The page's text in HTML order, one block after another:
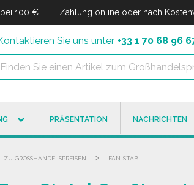
100 € Zahlung online oder nach
Sie uns unter +33 1 70 68 96
PRÄSENTATION NACHRICHTEN
GROSSHANDELSPREISEN > FAN-STAB